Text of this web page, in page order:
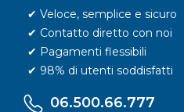
✔ Veloce, semplice e sicuro
✔ Contatto diretto con noi
✔ Pagamenti flessibili
✔ 98% di utenti soddisfatti
06.500.66.777